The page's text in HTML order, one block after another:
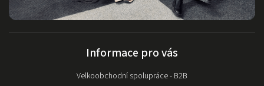
Informace pro vás
Velkoobchodní spolupráce - B2B